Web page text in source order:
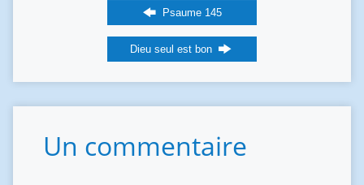
Psaume 145
Dieu seul est bon
Un commentaire